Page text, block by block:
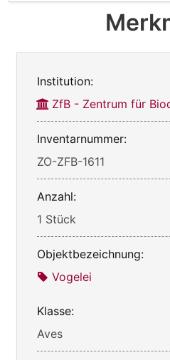
Institution:
ZfB - Zentrum für
Inventarnummer:
ZO-ZFB-1611
Anzahl:
1 Stück
Objektbezeichnung:
Vogelei
Klasse:
Aves